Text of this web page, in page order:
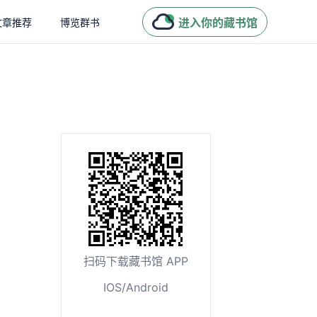
章推荐 博览群书 进入你的藏书馆
扫码下载藏书馆 APP
IOS/Android